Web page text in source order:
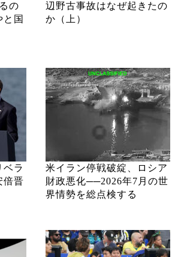
の
国
辺野古事故はなぜ起きたの
か（上）
ベラ
倍晋
米イラン停戦破綻、ロシア
財政悪化──2026年7月の世
界情勢を総点検する